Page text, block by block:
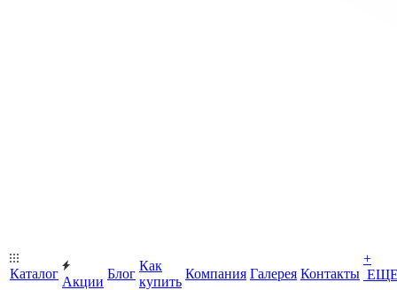
Каталог
Акции
Блог
Как
купить
Компания Галерея Контакты
+